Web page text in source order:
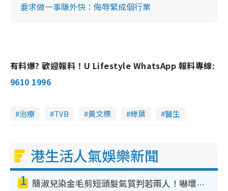
要求做一事賺外快：侮辱緊成個行業
有料爆? 歡迎報料！U Lifestyle WhatsApp 報料專線:
9610 1996
治療 TVB 黃文標 綠葉 醫生
港生活人氣娛樂新聞
1 簡淑兒染金毛剪短頭髮氣質判若兩人！嚇壞老公麥大力都認唔出：「你做咩事？」